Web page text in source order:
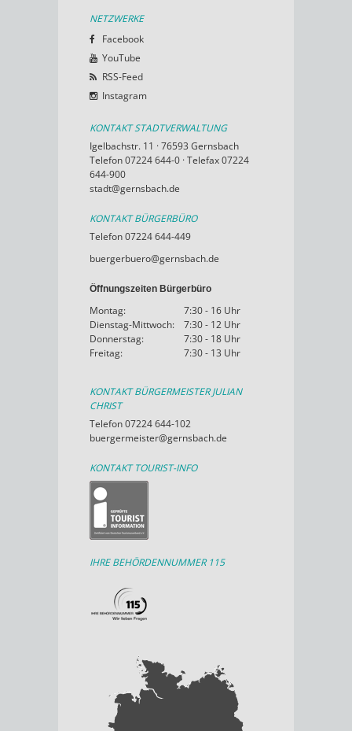
NETZWERKE
Facebook
YouTube
RSS-Feed
Instagram
KONTAKT STADTVERWALTUNG
Igelbachstr. 11 · 76593 Gernsbach
Telefon 07224 644-0 · Telefax 07224
644-900
stadt@gernsbach.de
KONTAKT BÜRGERBÜRO
Telefon 07224 644-449
buergerbuero@gernsbach.de
Öffnungszeiten Bürgerbüro
Montag:
7:30 - 16 Uhr
Dienstag-Mittwoch:
7:30 - 12 Uhr
Donnerstag:
7:30 - 18 Uhr
Freitag:
7:30 - 13 Uhr
KONTAKT BÜRGERMEISTER JULIAN
CHRIST
Telefon 07224 644-102
buergermeister@gernsbach.de
KONTAKT TOURIST-INFO
IHRE BEHÖRDENNUMMER 115